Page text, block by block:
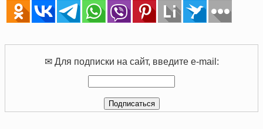
✉ Для подписки на сайт, введите e-mail: